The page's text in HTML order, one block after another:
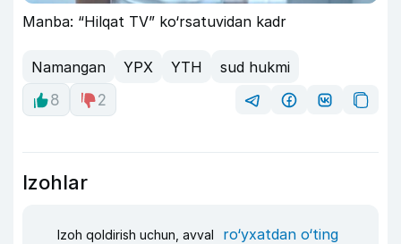
Manba: “Hilqat TV” ko‘rsatuvidan kadr
Namangan YPX YTH
sud hukmi
8
2
Izohlar
Izoh qoldirish uchun, avval ro‘yxatdan o‘ting